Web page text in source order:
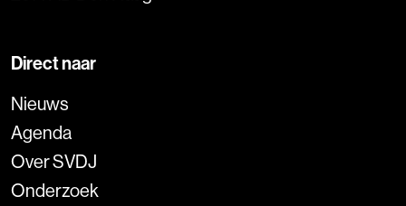
Direct naar
Nieuws
Agenda
Over SVDJ
Onderzoek